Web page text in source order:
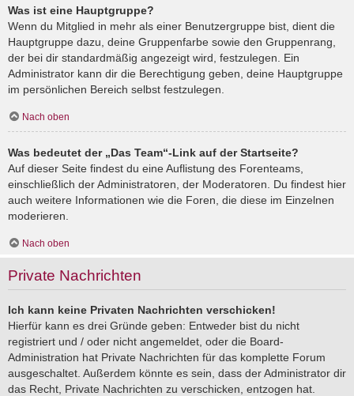
Was ist eine Hauptgruppe?
Wenn du Mitglied in mehr als einer Benutzergruppe bist, dient die
Hauptgruppe dazu, deine Gruppenfarbe sowie den Gruppenrang,
der bei dir standardmäßig angezeigt wird, festzulegen. Ein
Administrator kann dir die Berechtigung geben, deine Hauptgruppe
im persönlichen Bereich selbst festzulegen.
Nach oben
Was bedeutet der „Das Team“-Link auf der Startseite?
Auf dieser Seite findest du eine Auflistung des Forenteams,
einschließlich der Administratoren, der Moderatoren. Du findest hier
auch weitere Informationen wie die Foren, die diese im Einzelnen
moderieren.
Nach oben
Private Nachrichten
Ich kann keine Privaten Nachrichten verschicken!
Hierfür kann es drei Gründe geben: Entweder bist du nicht
registriert und / oder nicht angemeldet, oder die Board-
Administration hat Private Nachrichten für das komplette Forum
ausgeschaltet. Außerdem könnte es sein, dass der Administrator dir
das Recht, Private Nachrichten zu verschicken, entzogen hat.